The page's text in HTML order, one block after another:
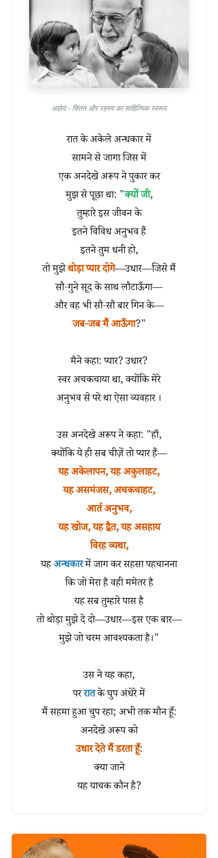
अज्ञेय - चिंतन और रहस्य का साहित्यिक स्वरूप
रात के अकेले अन्धकार में
सामने से जागा जिस में
एक अनदेखे अरूप ने पुकार कर
मुझ से पूछा था: "क्यों जी,
तुम्हारे इस जीवन के
इतने विविध अनुभव हैं
इतने तुम धनी हो,
तो मुझेथोड़ा प्यार दोगे—उधार—जिसे मैं
सौ-गुने सूद के साथ लौटाऊँगा—
और वह भी सौ-सौ बार गिन के—
जब-जब मैं आऊँगा?"
मैने कहा: प्यार? उधार?
स्वर अचकचाया था, क्योंकि मेरे
अनुभव से परे था ऐसा व्यवहार ।
उस अनदेखे अरूप ने कहा: "हाँ,
क्योंकि ये ही सब चीज़ें तो प्यार हैं—
यह अकेलापन, यह अकुलाहट,
यह असमंजस, अचकचाहट,
आर्त अनुभव,
यह खोज, यह द्वैत, यह असहाय
विरह व्यथा,
यहअन्धकारमें जाग कर सहसा पहचानना
कि जो मेरा है वही ममेतर है
यह सब तुम्हारे पास है
तो थोड़ा मुझे दे दो—उधार—इस एक बार—
मुझे जो चरम आवश्यकता है।"
उस ने यह कहा,
पररातके घुप अंधेरे में
मैं सहमा हुआ चुप रहा; अभी तक मौन हूँ:
अनदेखे अरूप को
उधार देते मैं डरता हूँ:
क्या जाने
यह याचक कौन है?